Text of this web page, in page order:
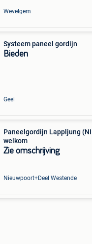
Wevelgem
Systeem paneel gordijn
Bieden
Geel
Paneelgordijn Lappljung
welkom
Zie omschrijving
Nieuwpoort+Deel Westende